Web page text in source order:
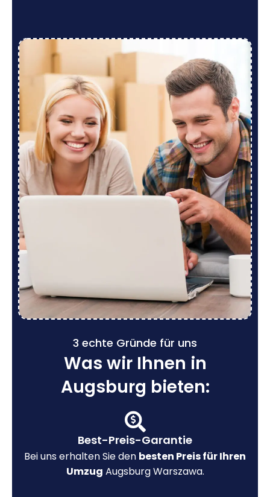
3 echte Gründe für uns
Was wir Ihnen in
Augsburg bieten:
Best-Preis-Garantie
Bei uns erhalten Sie den besten Preis für Ihren
Umzug Augsburg Warszawa.